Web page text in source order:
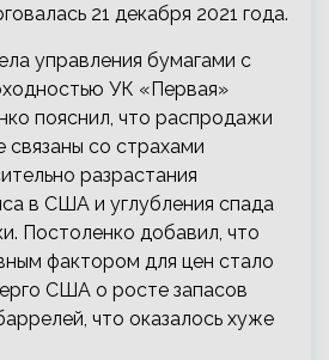
21 декабря 2021 года.
управления бумагами с
УК «Первая»
пояснил, что распродажи
связаны со страхами
разрастания
в США и углубления спада
Постоленко добавил, что
фактором для цен стало
США о росте запасов
что оказалось хуже